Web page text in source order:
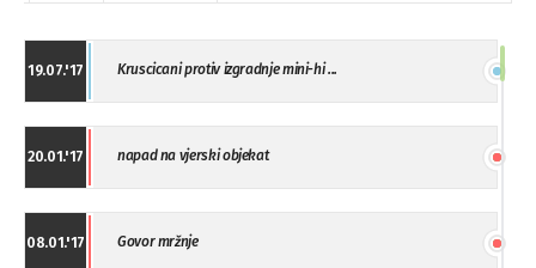
19.07.'17 Kruscicani protiv izgradnje mini-hi ...
20.01.'17 napad na vjerski objekat
08.01.'17 Govor mržnje